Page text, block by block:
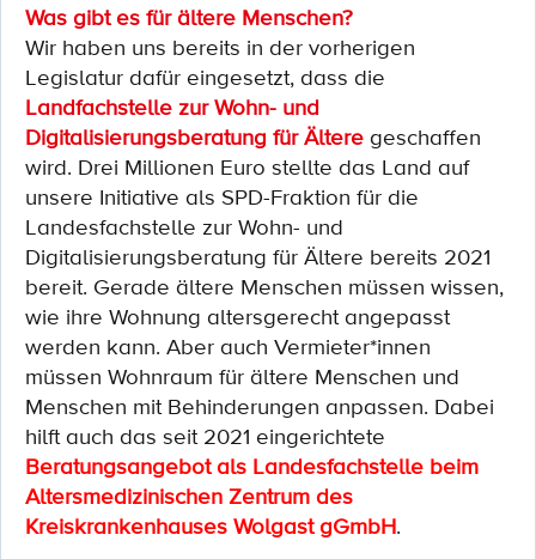
Was gibt es für ältere Menschen?
Wir haben uns bereits in der vorherigen
Legislatur dafür eingesetzt, dass die
Landfachstelle zur Wohn- und
Digitalisierungsberatung für Älteregeschaffen
wird. Drei Millionen Euro stellte das Land auf
unsere Initiative als SPD-Fraktion für die
Landesfachstelle zur Wohn- und
Digitalisierungsberatung für Ältere bereits 2021
bereit. Gerade ältere Menschen müssen wissen,
wie ihre Wohnung altersgerecht angepasst
werden kann. Aber auch Vermieter*innen
müssen Wohnraum für ältere Menschen und
Menschen mit Behinderungen anpassen. Dabei
hilft auch das seit 2021 eingerichtete
Beratungsangebot als Landesfachstelle beim
Altersmedizinischen Zentrum des
Kreiskrankenhauses Wolgast gGmbH.